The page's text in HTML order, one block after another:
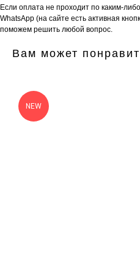
Если оплата не проходит по каким-
WhatsApp (на сайте есть активная
поможем решить любой вопрос.
Вам может
NEW